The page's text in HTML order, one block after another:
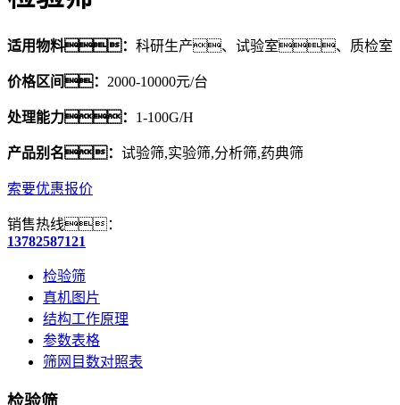
适用物料： 科研生产、试验室、质检室
价格区间： 2000-10000元/台
处理能力： 1-100G/H
产品别名： 试验筛,实验筛,分析筛,药典筛
索要优惠报价
销售热线：
13782587121
检验筛
真机图片
结构工作原理
参数表格
筛网目数对照表